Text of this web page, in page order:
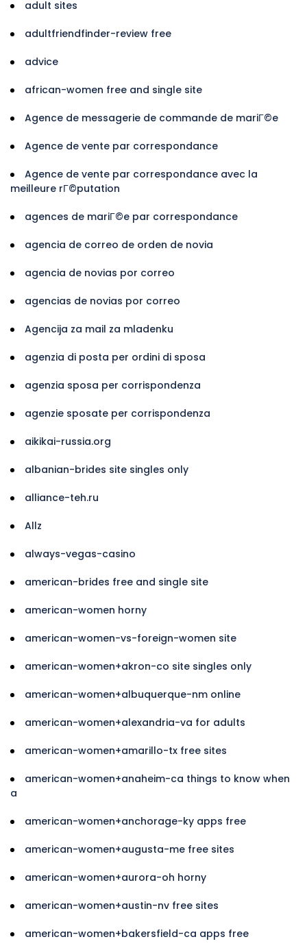
adult sites
adultfriendfinder-review free
advice
african-women free and single site
Agence de messagerie de commande de mariГ©e
Agence de vente par correspondance
Agence de vente par correspondance avec la
meilleure rГ©putation
agences de mariГ©e par correspondance
agencia de correo de orden de novia
agencia de novias por correo
agencias de novias por correo
Agencija za mail za mladenku
agenzia di posta per ordini di sposa
agenzia sposa per corrispondenza
agenzie sposate per corrispondenza
aikikai-russia.org
albanian-brides site singles only
alliance-teh.ru
Allz
always-vegas-casino
american-brides free and single site
american-women horny
american-women-vs-foreign-women site
american-women+akron-co site singles only
american-women+albuquerque-nm online
american-women+alexandria-va for adults
american-women+amarillo-tx free sites
american-women+anaheim-ca things to know when
a
american-women+anchorage-ky apps free
american-women+augusta-me free sites
american-women+aurora-oh horny
american-women+austin-nv free sites
american-women+bakersfield-ca apps free